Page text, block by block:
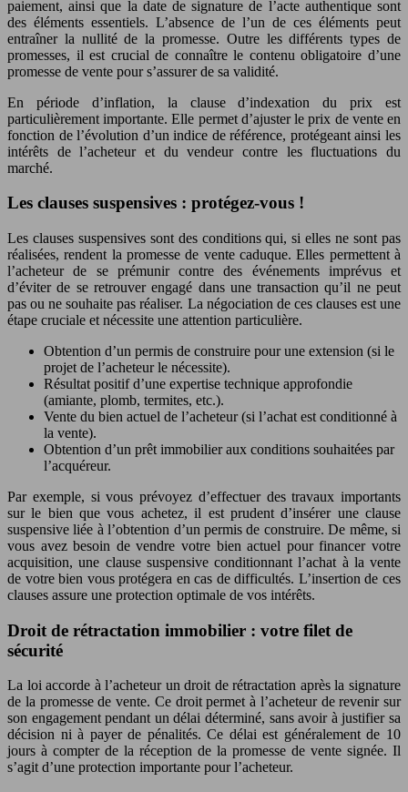
paiement, ainsi que la date de signature de l’acte authentique sont
des éléments essentiels. L’absence de l’un de ces éléments peut
entraîner la nullité de la promesse. Outre les différents types de
promesses, il est crucial de connaître le contenu obligatoire d’une
promesse de vente pour s’assurer de sa validité.
En période d’inflation, la clause d’indexation du prix est
particulièrement importante. Elle permet d’ajuster le prix de vente en
fonction de l’évolution d’un indice de référence, protégeant ainsi les
intérêts de l’acheteur et du vendeur contre les fluctuations du
marché.
Les clauses suspensives : protégez-vous !
Les clauses suspensives sont des conditions qui, si elles ne sont pas
réalisées, rendent la promesse de vente caduque. Elles permettent à
l’acheteur de se prémunir contre des événements imprévus et
d’éviter de se retrouver engagé dans une transaction qu’il ne peut
pas ou ne souhaite pas réaliser. La négociation de ces clauses est une
étape cruciale et nécessite une attention particulière.
Obtention d’un permis de construire pour une extension (si le
projet de l’acheteur le nécessite).
Résultat positif d’une expertise technique approfondie
(amiante, plomb, termites, etc.).
Vente du bien actuel de l’acheteur (si l’achat est conditionné à
la vente).
Obtention d’un prêt immobilier aux conditions souhaitées par
l’acquéreur.
Par exemple, si vous prévoyez d’effectuer des travaux importants
sur le bien que vous achetez, il est prudent d’insérer une clause
suspensive liée à l’obtention d’un permis de construire. De même, si
vous avez besoin de vendre votre bien actuel pour financer votre
acquisition, une clause suspensive conditionnant l’achat à la vente
de votre bien vous protégera en cas de difficultés. L’insertion de ces
clauses assure une protection optimale de vos intérêts.
Droit de rétractation immobilier : votre filet de
sécurité
La loi accorde à l’acheteur un droit de rétractation après la signature
de la promesse de vente. Ce droit permet à l’acheteur de revenir sur
son engagement pendant un délai déterminé, sans avoir à justifier sa
décision ni à payer de pénalités. Ce délai est généralement de 10
jours à compter de la réception de la promesse de vente signée. Il
s’agit d’une protection importante pour l’acheteur.